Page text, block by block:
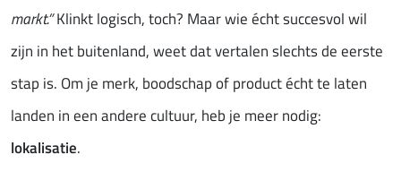
markt.”Klinkt logisch, toch? Maar wie écht succesvol wil
zijn in het buitenland, weet dat vertalen slechts de eerste
stap is. Om je merk, boodschap of product écht te laten
landen in een andere cultuur, heb je meer nodig:
lokalisatie.